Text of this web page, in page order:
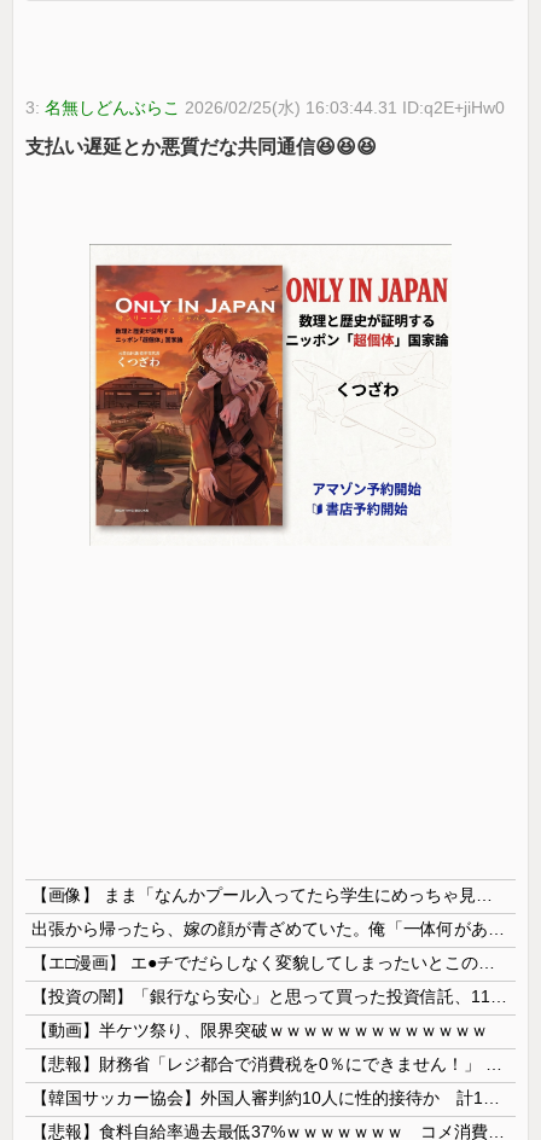
3:名無しどんぶらこ 2026/02/25(水) 16:03:44.31 ID:q2E+jiHw0
支払い遅延とか悪質だな共同通信😆😆😆
【動画】半ケツ祭り、限界突破ｗｗｗｗｗｗｗｗｗｗｗｗｗ